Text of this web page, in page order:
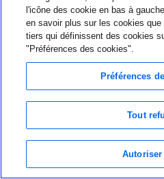
accords; ou pour
ou biens, ainsi que les
sécurité de nos
7. Sources d’informations
Nous recueillons les
l'icône des cookie en bas à
en savoir plus sur les cookies
tiers qui définissent des cookies
"Préférences des cookies".
Préférences
Tout